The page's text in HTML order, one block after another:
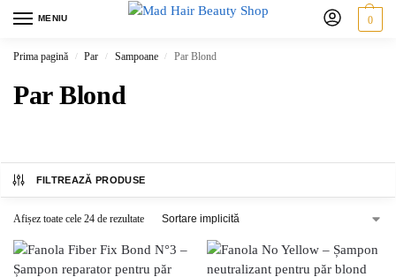
MENIU 0
Prima pagină / Par / Sampoane / Par Blond
Par Blond
FILTREAZĂ PRODUSE
Afișez toate cele 24 de rezultate